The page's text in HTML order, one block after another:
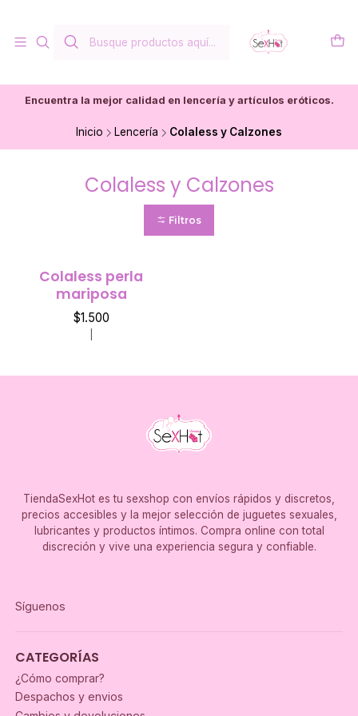
Encuentra la mejor calidad en lencería y artículos eróticos.
Inicio Lencería Colaless y Calzones
Colaless y Calzones
Filtros
Colaless perla
mariposa
$1.500
TiendaSexHot es tu sexshop con envíos rápidos y discretos,
precios accesibles y la mejor selección de juguetes sexuales,
lubricantes y productos íntimos. Compra online con total
discreción y vive una experiencia segura y confiable.
Síguenos
CATEGORÍAS
¿Cómo comprar?
Despachos y envios